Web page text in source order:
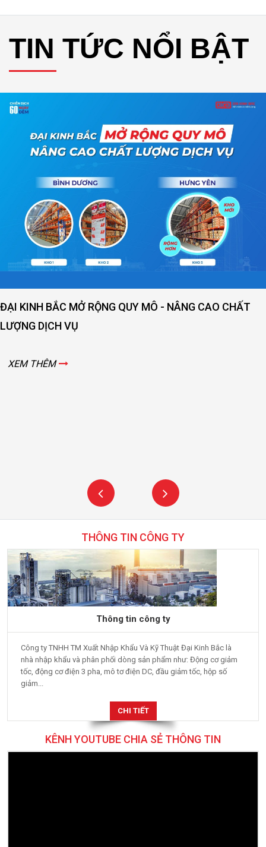
TIN TỨC NỔI BẬT
ĐẠI KINH BẮC MỞ RỘNG QUY MÔ - NÂNG CAO CHẤT
LƯỢNG DỊCH VỤ
XEM THÊM
THÔNG TIN CÔNG TY
Thông tin công ty
Công ty TNHH TM Xuất Nhập Khẩu Và Kỹ Thuật Đại Kinh Bắc là
nhà nhập khẩu và phân phối dòng sản phẩm như: Động cơ giảm
tốc, động cơ điện 3 pha, mô tơ điện DC, đầu giảm tốc, hộp số
giảm...
CHI TIẾT
KÊNH YOUTUBE CHIA SẺ THÔNG TIN